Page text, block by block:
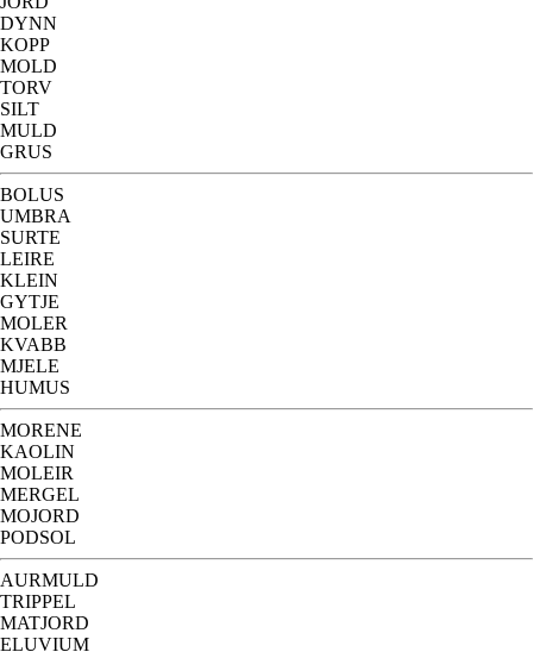
DYNN
KOPP
MOLD
TORV
SILT
MULD
GRUS
BOLUS
UMBRA
SURTE
LEIRE
KLEIN
GYTJE
MOLER
KVABB
MJELE
HUMUS
MORENE
KAOLIN
MOLEIR
MERGEL
MOJORD
PODSOL
AURMULD
TRIPPEL
MATJORD
ELUVIUM